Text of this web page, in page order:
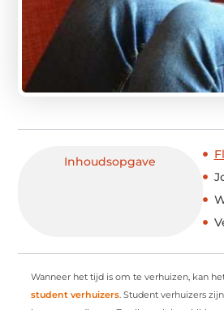
Inhoudsopgave
Wanneer het tijd is om te verhuizen, kan
student verhuizers. Student verhuizers